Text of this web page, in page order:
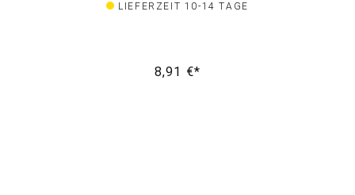
LIEFERZEIT 10-14 TAGE
8,91 €*